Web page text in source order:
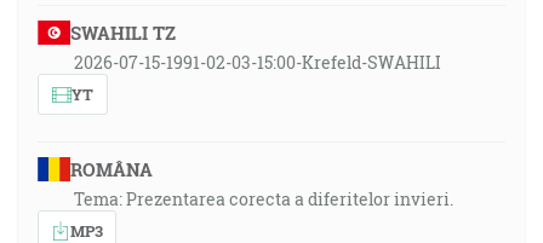
SWAHILI TZ
2026-07-15-1991-02-03-15:00-Krefeld-SWAHILI
YT
ROMÂNA
Tema: Prezentarea corecta a diferitelor invieri.
MP3